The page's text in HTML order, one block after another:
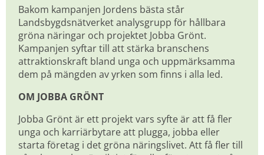
Bakom kampanjen Jordens bästa står
Landsbygdsnätverket analysgrupp för hållbara
gröna näringar och projektet Jobba Grönt.
Kampanjen syftar till att stärka branschens
attraktionskraft bland unga och uppmärksamma
dem på mängden av yrken som finns i alla led.
OM JOBBA GRÖNT
Jobba Grönt är ett projekt vars syfte är att få fler
unga och karriärbytare att plugga, jobba eller
starta företag i det gröna näringslivet. Att få fler till